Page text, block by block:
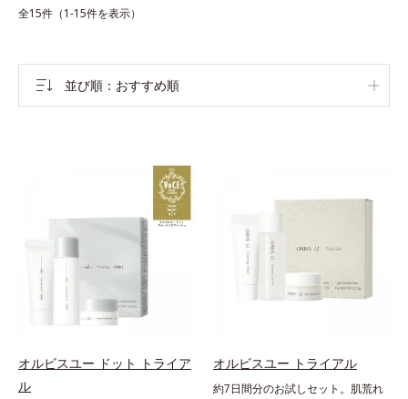
全15件（1-15件を表示）
並び順 おすすめ順
オルビスユー ドット トライア
ル
オルビスユー トライアル
約7日間分のお試しセット。肌荒れ